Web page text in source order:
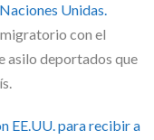
Unidas.
con el
asilo deportados que
EE.UU. para recibir a